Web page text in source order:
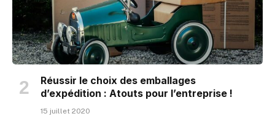
Réussir le choix des emballages
d’expédition : Atouts pour l’entreprise !
15 juillet 2020